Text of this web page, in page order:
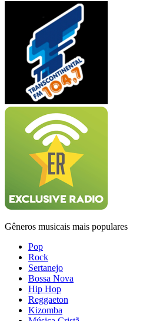
Gêneros musicais mais populares
Pop
Rock
Sertanejo
Bossa Nova
Hip Hop
Reggaeton
Kizomba